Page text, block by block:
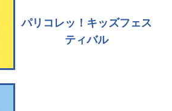
パリコレッ！キッズフェス
ティバル